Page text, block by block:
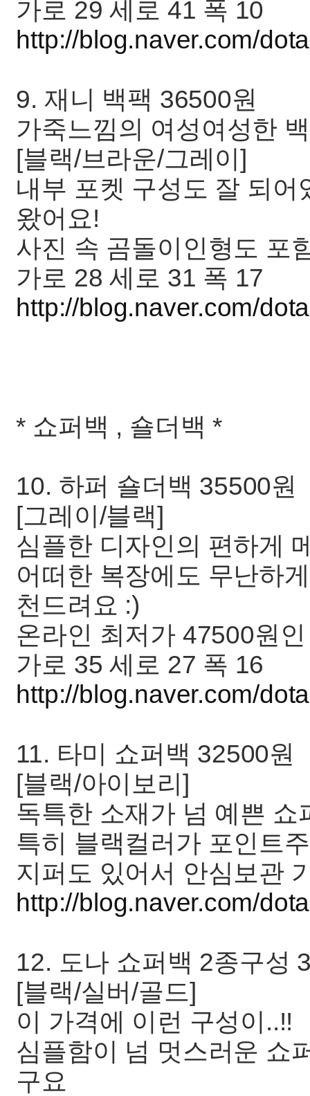
가로 29 세로 41 폭 10
http://blog.naver.com/
9. 재니 백팩 36500원
가죽느낌의 여성여성한
[블랙/브라운/그레이]
내부 포켓 구성도 잘 되
왔어요!
사진 속 곰돌이인형도 포
가로 28 세로 31 폭 17
http://blog.naver.com/
* 쇼퍼백 , 숄더백 *
10. 하퍼 숄더백 35500원
[그레이/블랙]
심플한 디자인의 편하게
어떠한 복장에도 무난하
천드려요 :)
온라인 최저가 47500원
가로 35 세로 27 폭 16
http://blog.naver.com/
11. 타미 쇼퍼백 32500원
[블랙/아이보리]
독특한 소재가 넘 예쁜 쇼
특히 블랙컬러가 포인트
지퍼도 있어서 안심보관
http://blog.naver.com/
12. 도나 쇼퍼백 2종구성
[블랙/실버/골드]
이 가격에 이런 구성이..!!
심플함이 넘 멋스러운 쇼
구요